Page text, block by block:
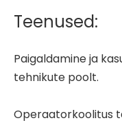
Teenused:
Paigaldamine ja
tehnikute poolt.
Operaatorkoolitus